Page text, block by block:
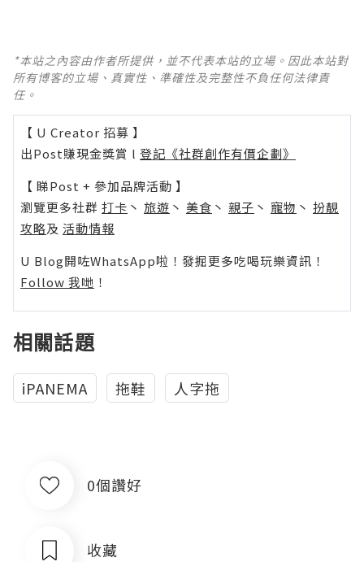
*本站之內容由作者所提供，並不代表本站的立場。因此本站對
所有博客的立場、真實性、準確性及完整性不負任何法律責
任。
【 U Creator 招募 】
出Post賺現金獎賞 l 登記《社群創作有價企劃》
【 睇Post + 參加品牌活動 】
瀏覽更多社群 打卡 丶 旅遊 丶 美食 丶 親子 丶 寵物 丶 扮靚
攻略及 活動情報
U Blog開咗WhatsApp啦！發掘更多吃喝玩樂資訊！
Follow 我哋 ！
相關話題
iPANEMA 拖鞋 人字拖
0個讚好
收藏